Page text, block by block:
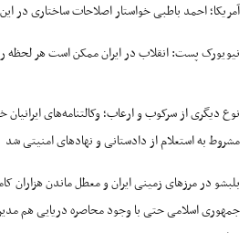
آمریکا؛ احمد باطبی خواستار اصلاحات ساختاری در
نیویورک پست: انقلاب در ایران ممکن است هر لحظه
نوع دیگری از سرکوب و ارعاب؛ وکالتنامه‌های
مشروط به استعلام از دادستانی و نهادهای امنیتی شد
بلبشو در مرزهای زمینی ایران و معطل ماندن هزاران
جمهوری اسلامی حتی با وجود محاصره دریایی هم